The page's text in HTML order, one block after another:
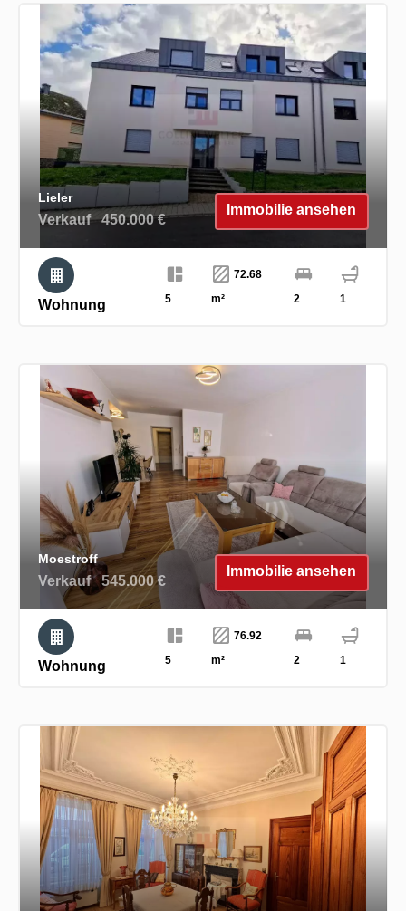
Lieler
Verkauf 450.000 €
Immobilie ansehen
Wohnung 5
72.68
m²
2 1
Moestroff
Verkauf 545.000 €
Immobilie ansehen
Wohnung 5
76.92
m²
2 1